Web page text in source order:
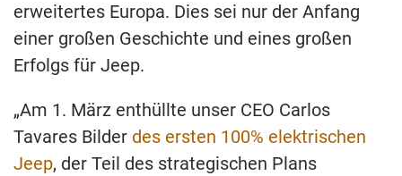
erweitertes Europa. Dies sei nur der Anfang
einer großen Geschichte und eines großen
Erfolgs für Jeep.
„Am 1. März enthüllte unser CEO Carlos
Tavares Bilder des ersten 100% elektrischen
Jeep, der Teil des strategischen Plans